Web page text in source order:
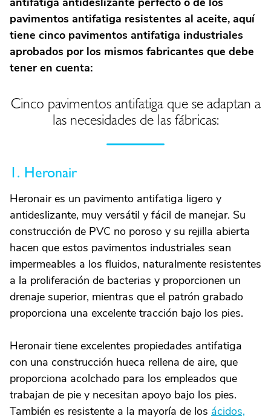
pavimentos antifatiga resistentes al aceite, aquí
tiene cinco pavimentos antifatiga industriales
aprobados por los mismos fabricantes que debe
tener en cuenta:
Cinco pavimentos antifatiga que se adaptan a
las necesidades de las fábricas:
1. Heronair
Heronair es un pavimento antifatiga ligero y
antideslizante, muy versátil y fácil de manejar. Su
construcción de PVC no poroso y su rejilla abierta
hacen que estos pavimentos industriales sean
impermeables a los fluidos, naturalmente resistentes
a la proliferación de bacterias y proporcionen un
drenaje superior, mientras que el patrón grabado
proporciona una excelente tracción bajo los pies.
Heronair tiene excelentes propiedades antifatiga
con una construcción hueca rellena de aire, que
proporciona acolchado para los empleados que
trabajan de pie y necesitan apoyo bajo los pies.
También es resistente a la mayoría de los ácidos,